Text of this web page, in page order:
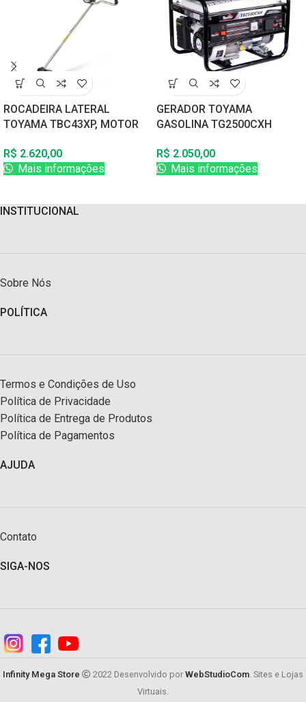
ROCADEIRA LATERAL
TOYAMA TBC43XP, MOTOR
TEMPOS, GASOLINA
R$ 2.620,00
Mais informações
GERADOR TOYAMA
GASOLINA TG2500CXH
PARTIDA MANUAL COM
SENSOR DE OLEO
R$ 2.050,00
Mais informações
INSTITUCIONAL
Sobre Nós
POLÍTICA
Termos e Condições de Uso
Política de Privacidade
Política de Entrega de Produtos
Política de Pagamentos
AJUDA
Contato
SIGA-NOS
Infinity Mega Store 2022 Desenvolvido por WebStudioCom. Sites e Lojas
Virtuais.